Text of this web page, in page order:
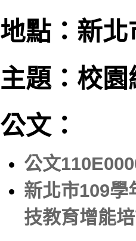
地點：新
主題：校
公文：
公文
新北市109學
技教育增能